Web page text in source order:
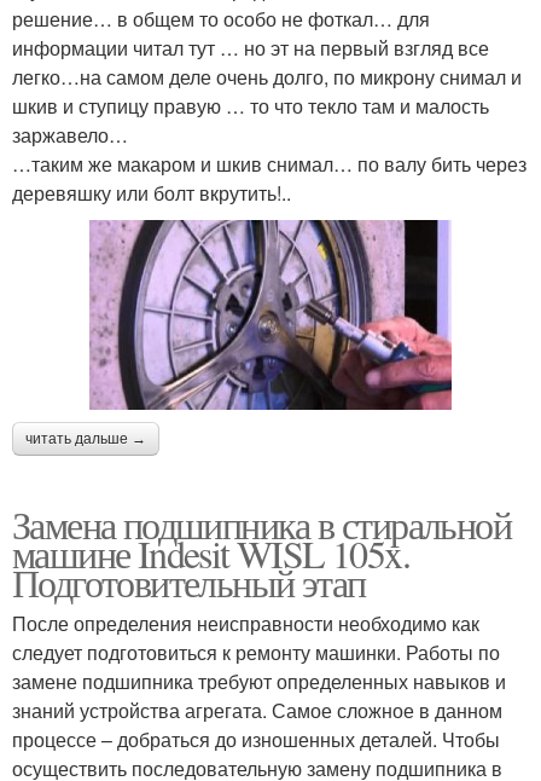
решение… в общем то особо не фоткал… для
информации читал тут … но эт на первый взгляд все
легко…на самом деле очень долго, по микрону снимал и
шкив и ступицу правую … то что текло там и малость
заржавело…
…таким же макаром и шкив снимал… по валу бить через
деревяшку или болт вкрутить!..
читать дальше →
Замена подшипника в стиральной
машине Indesit WISL 105x.
Подготовительный этап
После определения неисправности необходимо как
следует подготовиться к ремонту машинки. Работы по
замене подшипника требуют определенных навыков и
знаний устройства агрегата. Самое сложное в данном
процессе – добраться до изношенных деталей. Чтобы
осуществить последовательную замену подшипника в